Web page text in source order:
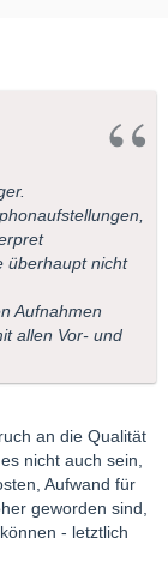
überhaupt nicht
Aufnahmen
allen Vor- und
an die Qualität
nicht auch sein,
Aufwand für
geworden sind,
- letztlich